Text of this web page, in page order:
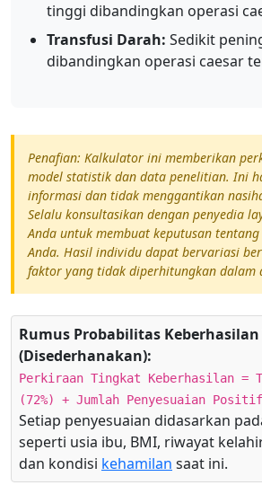
tinggi dibandingkan operasi
Transfusi Darah: Sedikit
dibandingkan operasi caesar
Penafian: Kalkulator ini memberikan
model statistik dan data penelitian. Ini
informasi dan tidak menggantikan
Selalu konsultasikan dengan penyedia
Anda untuk membuat keputusan
Anda. Hasil individu dapat bervariasi
faktor yang tidak diperhitungkan dalam
Rumus Probabilitas Keberhasilan
(Disederhanakan):
Perkiraan Tingkat Keberhasilan =
(72%) + Jumlah Penyesuaian
Setiap penyesuaian didasarkan
seperti usia ibu, BMI, riwayat
dan kondisi kehamilan saat ini.